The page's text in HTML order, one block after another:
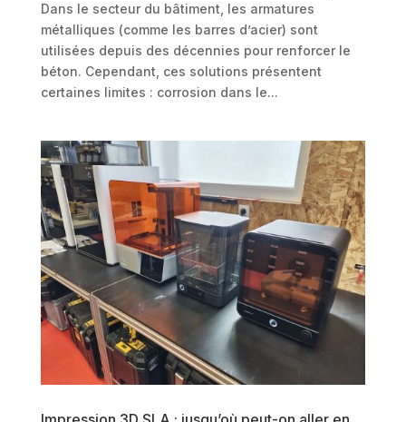
Dans le secteur du bâtiment, les armatures
métalliques (comme les barres d’acier) sont
utilisées depuis des décennies pour renforcer le
béton. Cependant, ces solutions présentent
certaines limites : corrosion dans le...